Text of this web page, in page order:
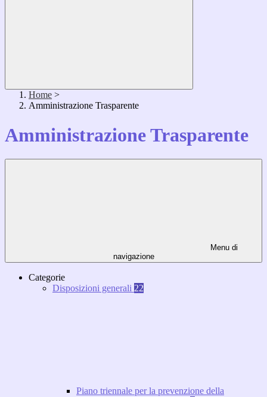
Home >
Amministrazione Trasparente
Amministrazione Trasparente
Menu di
navigazione
Categorie
Disposizioni generali 22
Piano triennale per la prevenzione della